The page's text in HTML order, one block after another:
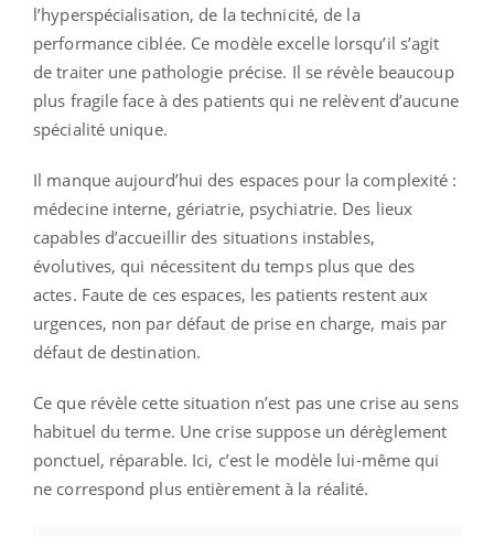
l’hyperspécialisation, de la technicité, de la
performance ciblée. Ce modèle excelle lorsqu’il s’agit
de traiter une pathologie précise. Il se révèle beaucoup
plus fragile face à des patients qui ne relèvent d’aucune
spécialité unique.
Il manque aujourd’hui des espaces pour la complexité :
médecine interne, gériatrie, psychiatrie. Des lieux
capables d’accueillir des situations instables,
évolutives, qui nécessitent du temps plus que des
actes. Faute de ces espaces, les patients restent aux
urgences, non par défaut de prise en charge, mais par
défaut de destination.
Ce que révèle cette situation n’est pas une crise au sens
habituel du terme. Une crise suppose un dérèglement
ponctuel, réparable. Ici, c’est le modèle lui-même qui
ne correspond plus entièrement à la réalité.